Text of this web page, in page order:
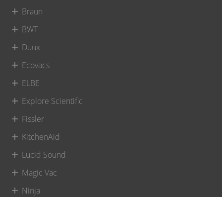
Braun
BWT
Duux
Ecovacs
ELBE
Explore Scientific
Fissler
KitchenAid
Lucid Sound
Magic Vac
Ninja